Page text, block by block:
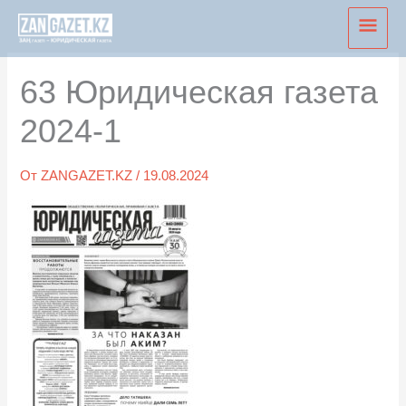
Перейти
содержимому
63 Юридическая газета
2024-1
ОтZANGAZET.KZ/ 19.08.2024